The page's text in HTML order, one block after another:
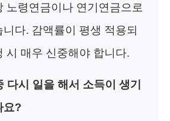
노령연금이나 연기연금으로
다. 감액률이 평생 적용되
시 매우 신중해야 합니다.
다시 일을 해서 소득이 생기
요?